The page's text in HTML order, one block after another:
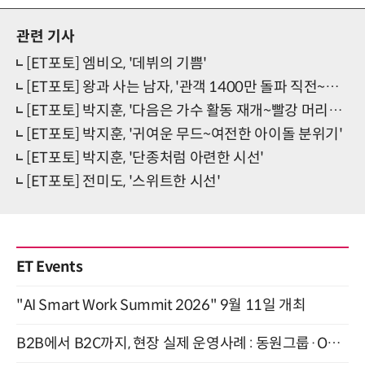
관련 기사
[ET포토] 엠비오, '데뷔의 기쁨'
[ET포토] 왕과 사는 남자, '관객 1400만 돌파 직전~최종 흥행 스코어는'
[ET포토] 박지훈, '다음은 가수 활동 재개~빨강 머리로 변신'
[ET포토] 박지훈, '귀여운 무드~여전한 아이돌 분위기'
[ET포토] 박지훈, '단종처럼 아련한 시선'
[ET포토] 전미도, '스위트한 시선'
ET Events
"AI Smart Work Summit 2026" 9월 11일 개최
B2B에서 B2C까지, 현장 실제 운영사례 : 동원그룹·OCI·다이닝브랜즈그룹·당근 (8/27)